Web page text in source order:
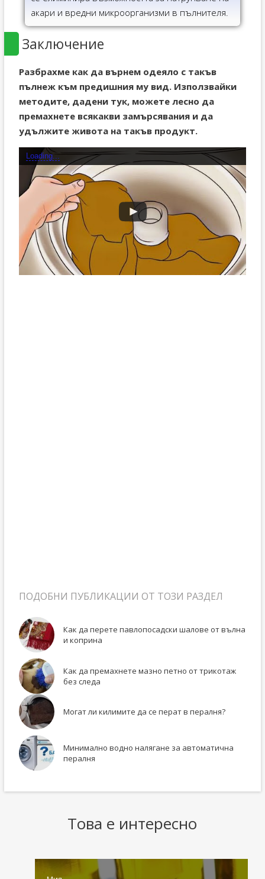
акари и вредни микроорганизми в пълнителя.
Заключение
Разбрахме как да върнем одеяло с такъв
пълнеж към предишния му вид. Използвайки
методите, дадени тук, можете лесно да
премахнете всякакви замърсявания и да
удължите живота на такъв продукт.
Loading...
ПОДОБНИ ПУБЛИКАЦИИ ОТ ТОЗИ РАЗДЕЛ
Как да перете павлопосадски шалове от вълна
и коприна
Как да премахнете мазно петно ​​от трикотаж
без следа
Могат ли килимите да се перат в пералня?
Минимално водно налягане за автоматична
пералня
Това е интересно